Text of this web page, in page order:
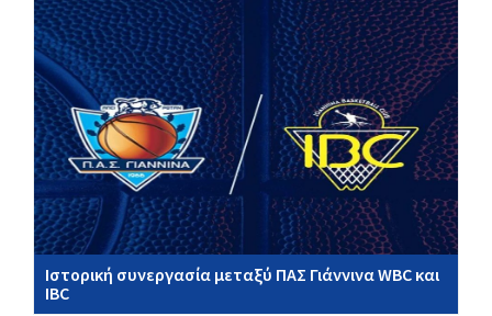
Ιστορική συνεργασία μεταξύ ΠΑΣ Γιάννινα WBC και
IBC